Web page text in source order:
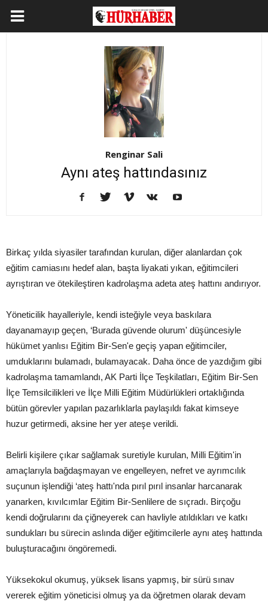
Renginar Sali
Aynı ateş hattındasınız
Birkaç yılda siyasiler tarafından kurulan, diğer alanlardan çok
eğitim camiasını hedef alan, başta liyakati yıkan, eğitimcileri
ayrıştıran ve ötekileştiren kadrolaşma adeta ateş hattını andırıyor.
Yöneticilik hayalleriyle, kendi isteğiyle veya baskılara
dayanamayıp geçen, ‘Burada güvende olurum' düşüncesiyle
hükümet yanlısı Eğitim Bir-Sen'e geçiş yapan eğitimciler,
umduklarını bulamadı, bulamayacak. Daha önce de yazdığım gibi
kadrolaşma tamamlandı, AK Parti İlçe Teşkilatları, Eğitim Bir-Sen
İlçe Temsilcilikleri ve İlçe Milli Eğitim Müdürlükleri ortaklığında
bütün görevler yapılan pazarlıklarla paylaşıldı fakat kimseye
huzur getirmedi, aksine her yer ateşe verildi.
Belirli kişilere çıkar sağlamak suretiyle kurulan, Milli Eğitim'in
amaçlarıyla bağdaşmayan ve engelleyen, nefret ve ayrımcılık
suçunun işlendiği ‘ateş hattı'nda pırıl pırıl insanlar harcanarak
yanarken, kıvılcımlar Eğitim Bir-Senlilere de sıçradı. Birçoğu
kendi doğrularını da çiğneyerek can havliyle atıldıkları ve katkı
sundukları bu sürecin aslında diğer eğitimcilerle aynı ateş hattında
buluşturacağını öngöremedi.
Yüksekokul okumuş, yüksek lisans yapmış, bir sürü sınav
vererek eğitim yöneticisi olmuş ya da öğretmen olarak devam